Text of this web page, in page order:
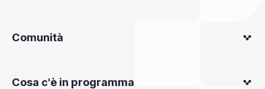
Comunità
Cosa c'è in programma